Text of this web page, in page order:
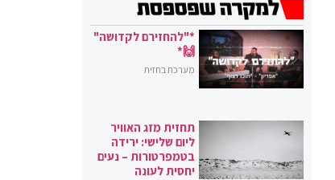
*"להחזירם לקדושה"
🙌*
מערכת בחזית
תחזית מזג האוויר
ליום שלישי: ירידה
בטמפרטורות – נעים
יחסית לעונה